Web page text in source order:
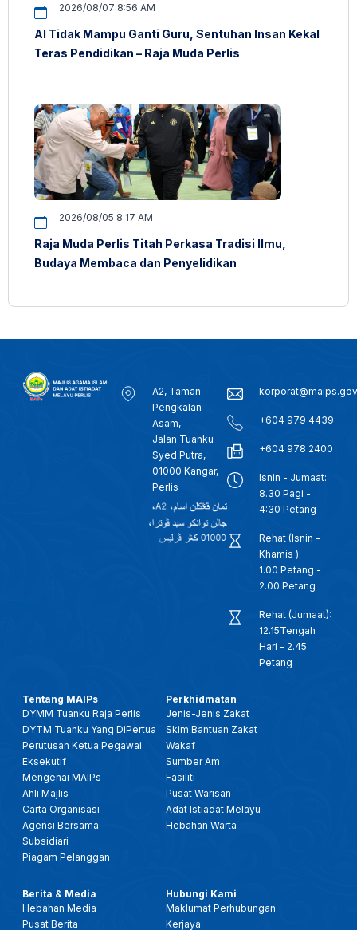
2026/08/07 8:56 AM
AI Tidak Mampu Ganti Guru, Sentuhan Insan Kekal
Teras Pendidikan – Raja Muda Perlis
2026/08/05 8:17 AM
Raja Muda Perlis Titah Perkasa Tradisi Ilmu,
Budaya Membaca dan Penyelidikan
A2, Taman
Pengkalan
Asam,
Jalan Tuanku
Syed Putra,
01000 Kangar,
Perlis
+604 979 4439
+604 978 2400
Isnin - Jumaat:
8.30 Pagi -
4:30 Petang
Rehat (Isnin -
Khamis ):
1.00 Petang -
2.00 Petang
Rehat (Jumaat):
12.15Tengah
Hari - 2.45
Petang
Tentang MAIPs
DYMM Tuanku Raja Perlis
DYTM Tuanku Yang DiPertua
Perutusan Ketua Pegawai
Eksekutif
Mengenai MAIPs
Ahli Majlis
Carta Organisasi
Agensi Bersama
Subsidiari
Piagam Pelanggan
Perkhidmatan
Jenis-Jenis Zakat
Skim Bantuan Zakat
Wakaf
Sumber Am
Fasiliti
Pusat Warisan
Adat Istiadat Melayu
Hebahan Warta
Berita & Media
Hebahan Media
Pusat Berita
Hubungi Kami
Maklumat Perhubungan
Kerjaya